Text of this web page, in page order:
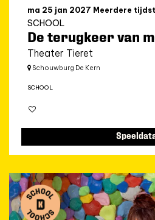
De terugkeer van
Theater Tieret
SCHOOL
ma 25 jan 2027 Meerdere
Schouwburg De Kern
SCHOOL